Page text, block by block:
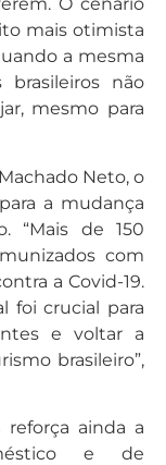
mais otimista
a mesma
não
mesmo para
Neto, o
a mudança
“Mais de 150
com
a Covid-19.
foi crucial para
e voltar a
brasileiro”,
reforça ainda a
e de